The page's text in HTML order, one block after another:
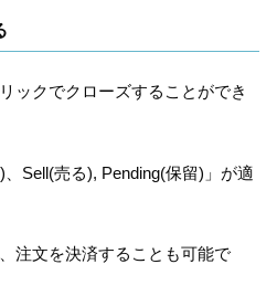
ックでクローズすることができ
Sell(売る), Pending(保留)」が適
注文を決済することも可能で